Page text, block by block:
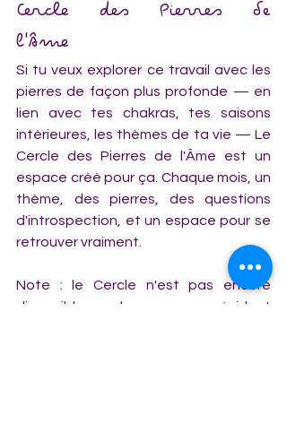
Cercle des Pierres de
l'Âme
Si tu veux explorer ce travail avec les
pierres de façon plus profonde — en
lien avec tes chakras, tes saisons
intérieures, les thèmes de ta vie — Le
Cercle des Pierres de l'Âme est un
espace créé pour ça. Chaque mois, un
thème, des pierres, des questions
d'introspection, et un espace pour se
retrouver vraiment.
Note : le Cercle n'est pas encore
disponible pour les personnes résidant